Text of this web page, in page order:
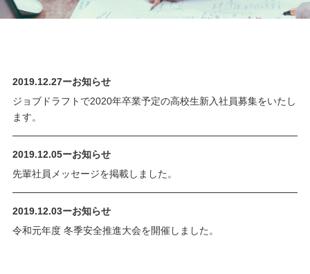
2019.12.27ーお知らせ
ジョブドラフトで2020年卒業予定の高校生新入社員募集をいたし
ます。
2019.12.05ーお知らせ
先輩社員メッセージを掲載しました。
2019.12.03ーお知らせ
令和元年度 冬季安全推進大会を開催しました。